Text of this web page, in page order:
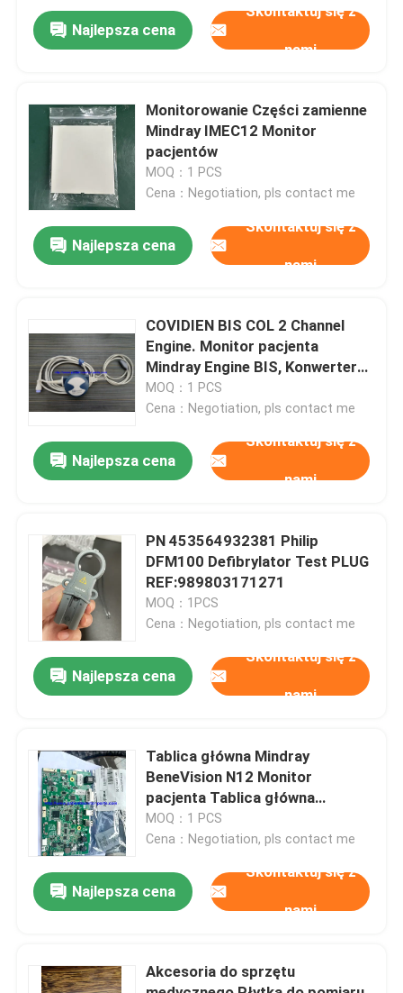
Do domu
Filmy
O nas
Wycieczka po fabryce
Kontrola jakości
Skontaktuj się z nami
Poprosić o wycenę
Moduł monitora pacjenta
Najlepsza cena
Skontaktuj się z
nami
Monitorowanie Części zamienne
Mindray IMEC12 Monitor
pacjentów
MOQ：1 PCS
Cena：Negotiation, pls contact me
Najlepsza cena
Skontaktuj się z
nami
COVIDIEN BIS COL 2 Channel
Engine. Monitor pacjenta
Mindray Engine BIS, Konwerter
BIS, Procesor BIS
MOQ：1 PCS
Cena：Negotiation, pls contact me
Najlepsza cena
Skontaktuj się z
nami
PN 453564932381 Philip
DFM100 Defibrylator Test PLUG
REF:989803171271
MOQ：1PCS
Cena：Negotiation, pls contact me
Najlepsza cena
Skontaktuj się z
nami
Tablica główna Mindray
BeneVision N12 Monitor
pacjenta Tablica główna
PN:051-002717-00
MOQ：1 PCS
Cena：Negotiation, pls contact me
Najlepsza cena
Skontaktuj się z
nami
Akcesoria do sprzętu